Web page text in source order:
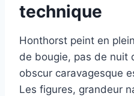
technique
Honthorst peint en
de bougie, pas de nuit
obscur caravagesque
Les figures, grandeur